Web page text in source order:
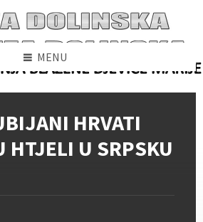
MENU
HRVATI
HTJELI U SRPSKU